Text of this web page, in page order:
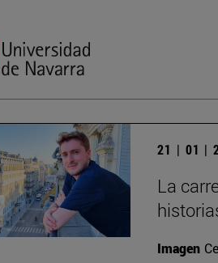
21 | 01 |
La
Imagen